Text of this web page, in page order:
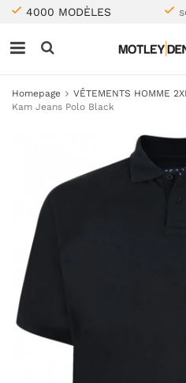
4000 MODÈLES
Homepage VÊTEMENTS HOMME
Kam Jeans Polo Black